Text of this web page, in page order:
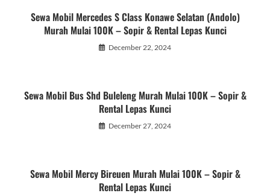
Sewa Mobil Mercedes S Class Konawe Selatan (Andolo)
Murah Mulai 100K – Sopir & Rental Lepas Kunci
December 22, 2024
Sewa Mobil Bus Shd Buleleng Murah Mulai 100K – Sopir &
Rental Lepas Kunci
December 27, 2024
Sewa Mobil Mercy Bireuen Murah Mulai 100K – Sopir &
Rental Lepas Kunci